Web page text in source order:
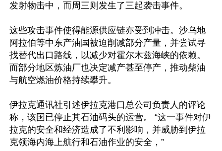
发射物击中，而周三则发生了三起袭击事件。
这些攻击事件使得能源供应链亦受到冲击。沙乌地
阿拉伯等中东产油国被迫削减部分产量，并尝试寻
找替代出口路线，以减少对霍尔木兹海峡的依赖。
而部分地区炼油厂也决定减产甚至停产，推动柴油
与航空燃油价格持续攀升。
伊拉克通讯社引述伊拉克港口总公司负责人的评论
称，该国已停止其石油码头的运营。 “这一事件对伊
拉克的安全和经济造成了不利影响，并威胁到伊拉
克领海内海上航行和石油作业的安全，”